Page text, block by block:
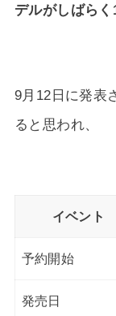
デルがしばら
9月12日に発表
ると思われ、
イベント
予約開始
発売日